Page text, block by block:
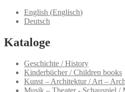
English (Englisch)
Deutsch
Kataloge
Geschichte / History
Kinderbücher / Children books
Kunst – Architektur / Art –
Musik – Theater - Schauspiel /